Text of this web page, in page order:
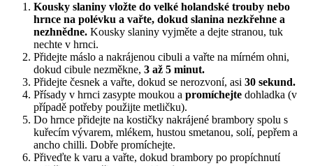
Kousky slaniny vložte do velké holandské trouby nebo
hrnce na polévku a vařte, dokud slanina nezkřehne a
nezhnědne. Kousky slaniny vyjměte a dejte stranou, tuk
nechte v hrnci.
Přidejte máslo a nakrájenou cibuli a vařte na mírném ohni,
dokud cibule nezměkne, 3 až 5 minut.
Přidejte česnek a vařte, dokud se nerozvoní, asi 30 sekund.
Přísady v hrnci zasypte moukou a promíchejte dohladka (v
případě potřeby použijte metličku).
Do hrnce přidejte na kostičky nakrájené brambory spolu s
kuřecím vývarem, mlékem, hustou smetanou, solí, pepřem a
ancho chilli. Dobře promíchejte.
Přiveďte k varu a vařte, dokud brambory po propíchnutí